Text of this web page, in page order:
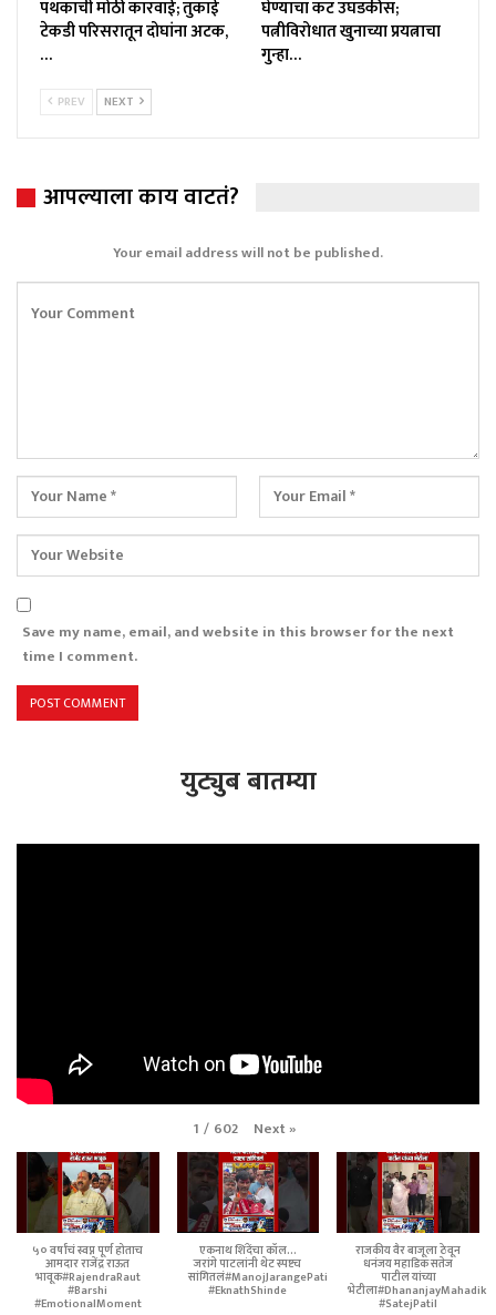
पथकाची मोठी कारवाई; तुकाई
टेकडी परिसरातून दोघांना अटक,
…
घेण्याचा कट उघडकीस;
पत्नीविरोधात खुनाच्या प्रयत्नाचा
गुन्हा…
PREV NEXT
आपल्याला काय वाटतं?
Your email address will not be published.
Save my name, email, and website in this browser for the next
time I comment.
युट्युब बातम्या
1 / 602 Next»
५० वर्षांचं स्वप्न पूर्ण होताच
आमदार राजेंद्र राऊत
भावूक#RajendraRaut
#Barshi
#EmotionalMoment
एकनाथ शिंदेंचा कॉल...
जरांगे पाटलांनी थेट स्पष्टच
सांगितलं#ManojJarangePatil
#EknathShinde
राजकीय वैर बाजूला ठेवून
धनंजय महाडिक सतेज
पाटील यांच्या
भेटीला#DhananjayMahadik
#SatejPatil